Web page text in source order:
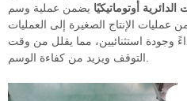
أوتوماتيكيًا يضمن عملية وسم
الإنتاج الصغيرة إلى العمليات
وجودة استثنائيين، مما يقلل من وقت